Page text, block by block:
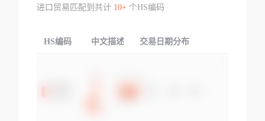
进口贸易匹配到共计 10+个HS编码
HS编码 中文描述 交易日期分布